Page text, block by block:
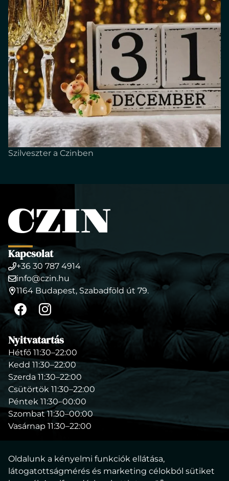
Szilveszter a Czinben
Kapcsolat
Telefonszám
+36 30 787 4914
E-
cím
info@czin.hu
1164 Budapest, Szabadföld út 79.
FacebookInstagram
Nyitvatartás
Hétfő 11:30–22:00
Kedd 11:30–22:00
Szerda 11:30–22:00
Csütörtök 11:30–22:00
Péntek 11:30–00:00
Szombat 11:30–00:00
Vasárnap 11:30–22:00
Oldalunk a kényelmi funkciók ellátása,
látogatottságmérés és marketing célokból sütiket